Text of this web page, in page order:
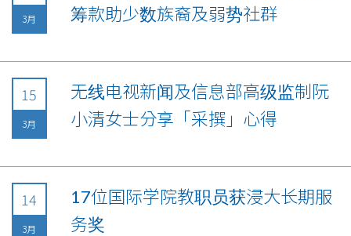
3月
筹款助少数族裔及弱势社群
15
3月
无线电视新闻及信息部高级监制阮
小清女士分享「采撰」心得
14
3月
17位国际学院教职员获浸大长期服
务奖